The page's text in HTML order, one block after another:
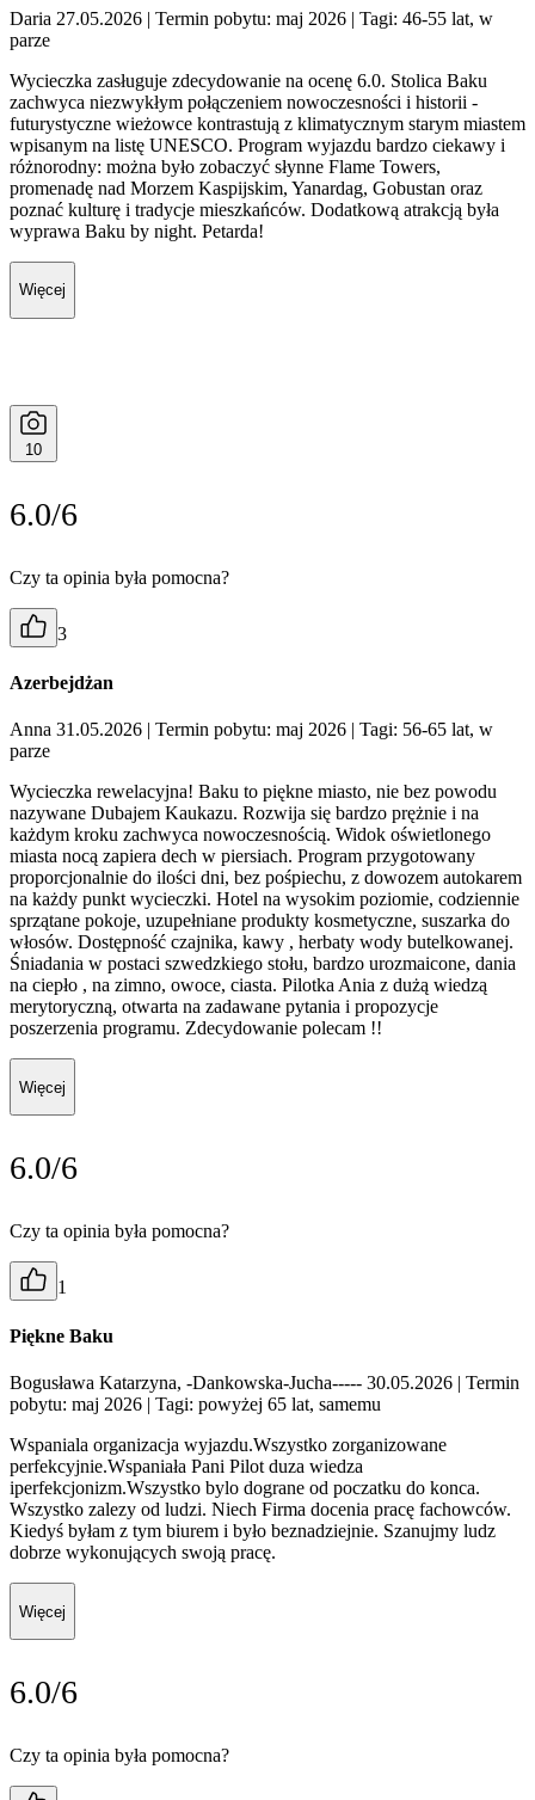
Daria 27.05.2026 | Termin pobytu: maj 2026 | Tagi: 46-55 lat, w
parze
Wycieczka zasługuje zdecydowanie na ocenę 6.0. Stolica Baku
zachwyca niezwykłym połączeniem nowoczesności i historii -
futurystyczne wieżowce kontrastują z klimatycznym starym miastem
wpisanym na listę UNESCO. Program wyjazdu bardzo ciekawy i
różnorodny: można było zobaczyć słynne Flame Towers,
promenadę nad Morzem Kaspijskim, Yanardag, Gobustan oraz
poznać kulturę i tradycje mieszkańców. Dodatkową atrakcją była
wyprawa Baku by night. Petarda!
Więcej
10
6.0/6
Czy ta opinia była pomocna?
3
Azerbejdżan
Anna 31.05.2026 | Termin pobytu: maj 2026 | Tagi: 56-65 lat, w
parze
Wycieczka rewelacyjna! Baku to piękne miasto, nie bez powodu
nazywane Dubajem Kaukazu. Rozwija się bardzo prężnie i na
każdym kroku zachwyca nowoczesnością. Widok oświetlonego
miasta nocą zapiera dech w piersiach. Program przygotowany
proporcjonalnie do ilości dni, bez pośpiechu, z dowozem autokarem
na każdy punkt wycieczki. Hotel na wysokim poziomie, codziennie
sprzątane pokoje, uzupełniane produkty kosmetyczne, suszarka do
włosów. Dostępność czajnika, kawy , herbaty wody butelkowanej.
Śniadania w postaci szwedzkiego stołu, bardzo urozmaicone, dania
na ciepło , na zimno, owoce, ciasta. Pilotka Ania z dużą wiedzą
merytoryczną, otwarta na zadawane pytania i propozycje
poszerzenia programu. Zdecydowanie polecam !!
Więcej
6.0/6
Czy ta opinia była pomocna?
1
Piękne Baku
Bogusława Katarzyna, -Dankowska-Jucha----- 30.05.2026 | Termin
pobytu: maj 2026 | Tagi: powyżej 65 lat, samemu
Wspaniala organizacja wyjazdu.Wszystko zorganizowane
perfekcyjnie.Wspaniała Pani Pilot duza wiedza
iperfekcjonizm.Wszystko bylo dograne od poczatku do konca.
Wszystko zalezy od ludzi. Niech Firma docenia pracę fachowców.
Kiedyś byłam z tym biurem i było beznadziejnie. Szanujmy ludz
dobrze wykonujących swoją pracę.
Więcej
6.0/6
Czy ta opinia była pomocna?